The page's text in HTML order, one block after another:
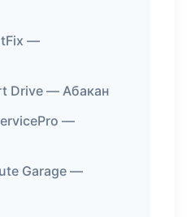
—
Drive — Абакан
—
Garage —